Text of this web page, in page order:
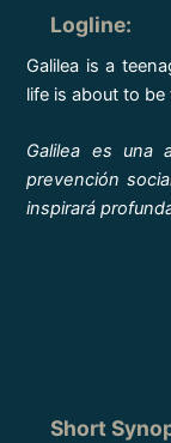
Logline:
Galilea is a
life is about to
Galilea es una
prevención
inspirará
Short